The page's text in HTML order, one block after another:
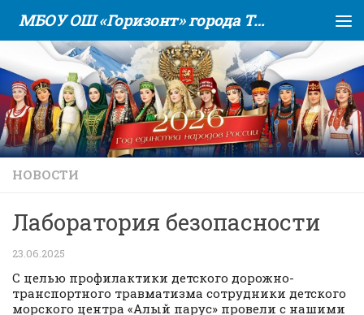
Skip to content МБОУ ОШ «Горизонт» города Тюмени
НОВОСТИ
Лаборатория безопасности
23.06.2025
С целью профилактики детского дорожно-
транспортного травматизма сотрудники детского
морского центра «Алый парус» провели с нашими